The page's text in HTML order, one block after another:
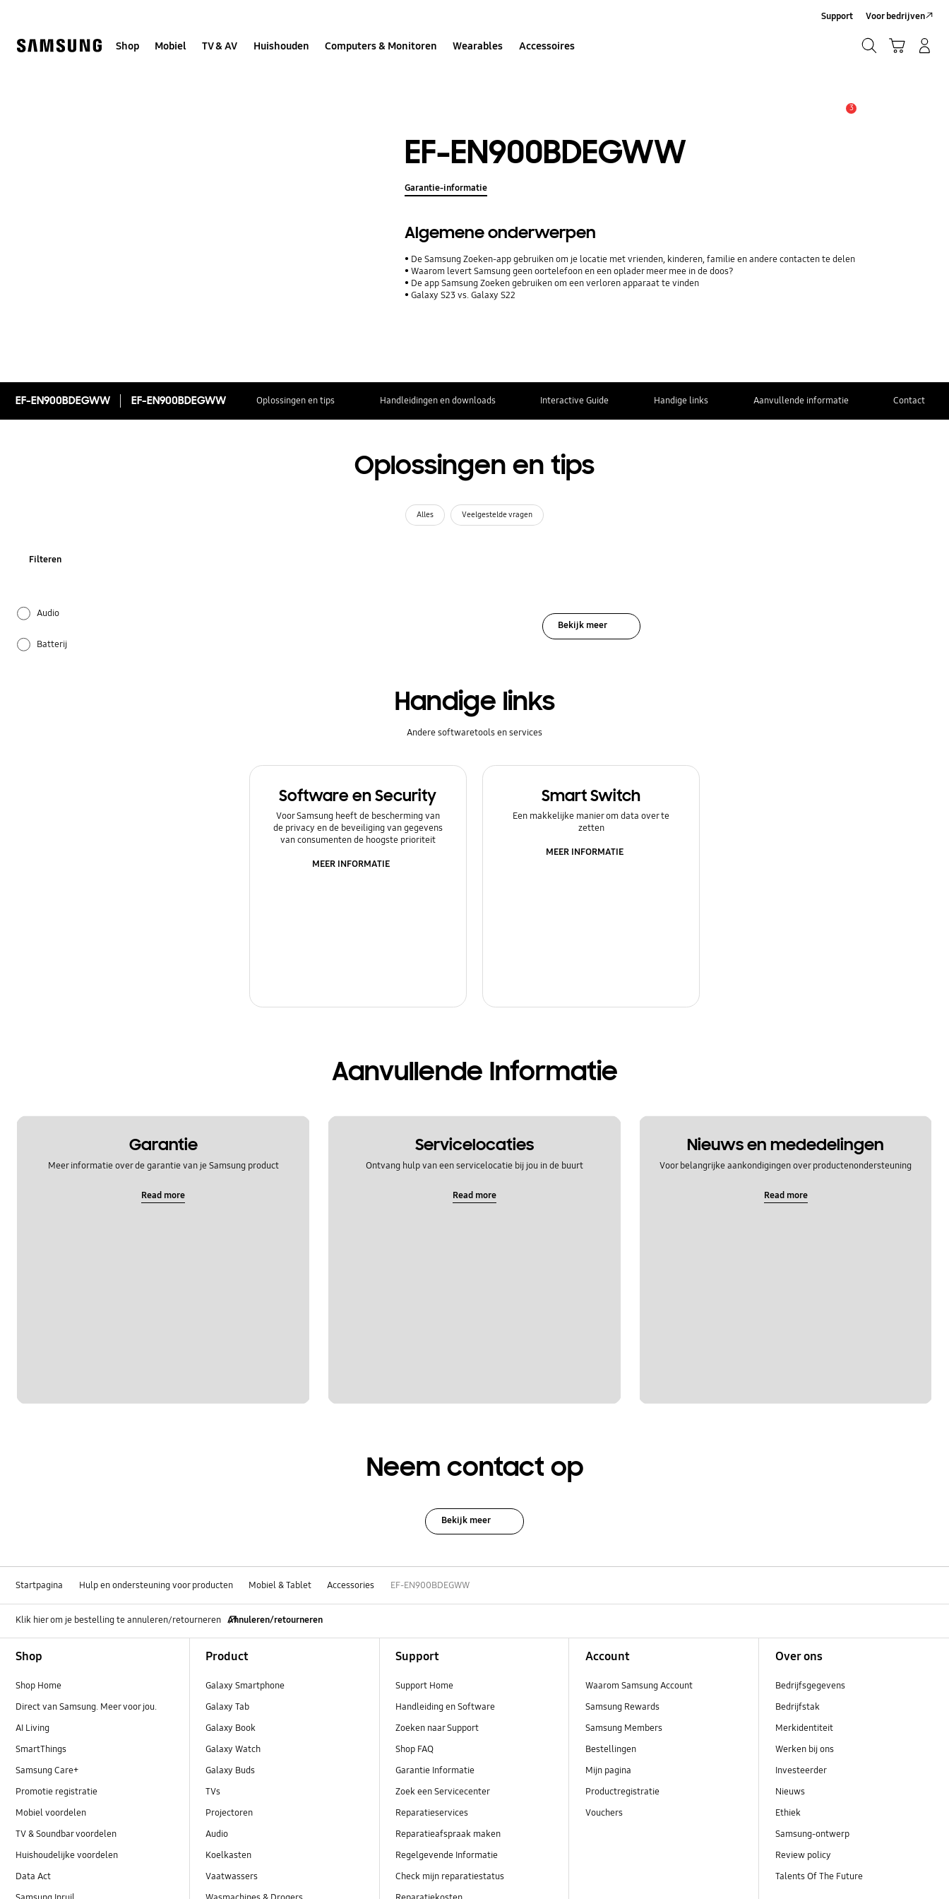
Shop Mobiel TV & AV Huishouden Computers & Monitoren Wearables Accessoires
Support Voor bedrijven
3
EF-EN900BDEGWW
Garantie-informatie
Algemene onderwerpen
De Samsung Zoeken-app gebruiken om je locatie met vrienden, kinderen, familie en andere contacten te delen
Waarom levert Samsung geen oortelefoon en een oplader meer mee in de doos?
De app Samsung Zoeken gebruiken om een verloren apparaat te vinden
Galaxy S23 vs. Galaxy S22
EF-EN900BDEGWW EF-EN900BDEGWW Oplossingen en tips Handleidingen en downloads Interactive Guide Handige links Aanvullende informatie Contact
Oplossingen en tips
Alles Veelgestelde vragen
Filteren
Audio
Batterij
Bekijk meer
Handige links
Andere softwaretools en services
Software en Security
Voor Samsung heeft de bescherming van
de privacy en de beveiliging van gegevens
van consumenten de hoogste prioriteit
MEER INFORMATIE
Smart Switch
Een makkelijke manier om data over te
zetten
MEER INFORMATIE
Aanvullende Informatie
Garantie
Meer informatie over de garantie van je Samsung product
Read more
Servicelocaties
Ontvang hulp van een servicelocatie bij jou in de buurt
Read more
Nieuws en mededelingen
Voor belangrijke aankondigingen over productenondersteuning
Read more
Neem contact op
Bekijk meer
Startpagina Hulp en ondersteuning voor producten Mobiel & Tablet Accessories EF-EN900BDEGWW
Klik hier om je bestelling te annuleren/retourneren Annuleren/retourneren
Shop
Shop Home
Direct van Samsung. Meer voor jou.
AI Living
SmartThings
Samsung Care+
Promotie registratie
Mobiel voordelen
TV & Soundbar voordelen
Huishoudelijke voordelen
Data Act
Product
Galaxy Smartphone
Galaxy Tab
Galaxy Book
Galaxy Watch
Galaxy Buds
TVs
Projectoren
Audio
Koelkasten
Vaatwassers
Support
Support Home
Handleiding en Software
Zoeken naar Support
Shop FAQ
Garantie Informatie
Zoek een Servicecenter
Reparatieservices
Reparatieafspraak maken
Regelgevende Informatie
Check mijn reparatiestatus
Account
Waarom Samsung Account
Samsung Rewards
Samsung Members
Bestellingen
Mijn pagina
Productregistratie
Vouchers
Over ons
Bedrijfsgegevens
Bedrijfstak
Merkidentiteit
Werken bij ons
Investeerder
Nieuws
Ethiek
Samsung-ontwerp
Review policy
Talents Of The Future